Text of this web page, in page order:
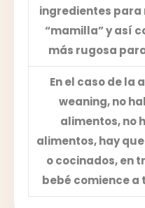
ingredientes
“mamilla” y así
más rugosa
En el caso de la
weaning, no
alimentos, no
alimentos, hay
o cocinados, en
bebé comience a